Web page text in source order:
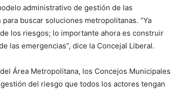
administrativo de gestión de las
buscar soluciones metropolitanas. “Ya
los riesgos; lo importante ahora es construir
las emergencias”, dice la Concejal Liberal.
Área Metropolitana, los Concejos Municipales
del riesgo que todos los actores tengan